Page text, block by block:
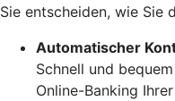
Sie entscheiden, wie Sie
Automatischer
Schnell und
Online-Banking